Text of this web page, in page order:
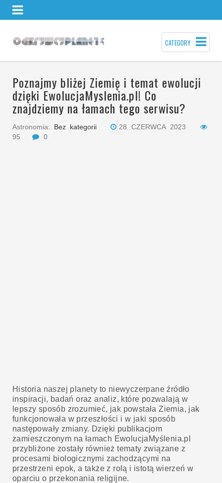
CATEGORY
Poznajmy bliżej Ziemię i temat ewolucji
dzięki EwolucjaMyslenia.pl! Co
znajdziemy na łamach tego serwisu?
Astronomia: Bez kategorii
28 CZERWCA 2023
95
0
Historia naszej planety to niewyczerpane źródło
inspiracji, badań oraz analiz, które pozwalają w
lepszy sposób zrozumieć, jak powstała Ziemia, jak
funkcjonowała w przeszłości i w jaki sposób
następowały zmiany. Dzięki publikacjom
zamieszczonym na łamach EwolucjaMyślenia.pl
przybliżone zostały również tematy związane z
procesami biologicznymi zachodzącymi na
przestrzeni epok, a także z rolą i istotą wierzeń w
oparciu o przekonania religijne.